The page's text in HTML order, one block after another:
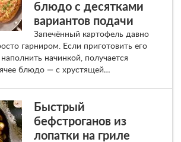
блюдо с десятками
вариантов подачи
Запечённый картофель давно
гарниром. Если приготовить его
начинкой, получается
блюдо — с хрустящей…
Быстрый
бефстроганов из
лопатки на гриле